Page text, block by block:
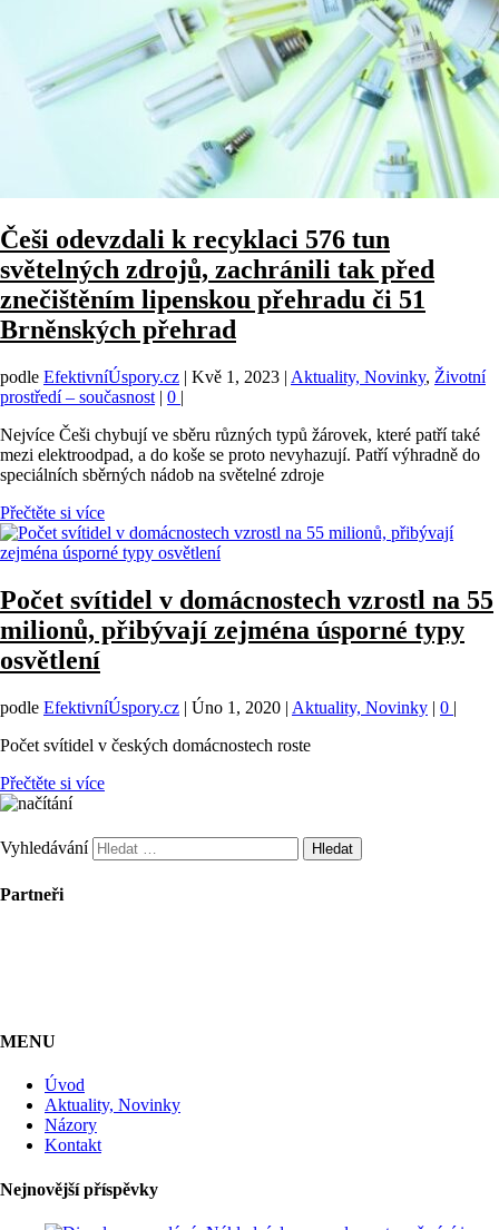
Češi odevzdali k recyklaci 576 tun
světelných zdrojů, zachránili tak před
znečištěním lipenskou přehradu či 51
Brněnských přehrad
podle EfektivníÚspory.cz | Kvě 1, 2023 | Aktuality, Novinky, Životní
prostředí – současnost | 0 |
Nejvíce Češi chybují ve sběru různých typů žárovek, které patří také
mezi elektroodpad, a do koše se proto nevyhazují. Patří výhradně do
speciálních sběrných nádob na světelné zdroje
Přečtěte si více
Počet svítidel v domácnostech vzrostl na 55
milionů, přibývají zejména úsporné typy
osvětlení
podle EfektivníÚspory.cz | Úno 1, 2020 | Aktuality, Novinky | 0 |
Počet svítidel v českých domácnostech roste
Přečtěte si více
Vyhledávání
Partneři
MENU
Úvod
Aktuality, Novinky
Názory
Kontakt
Nejnovější příspěvky